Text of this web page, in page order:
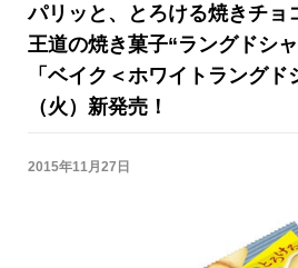
パリッと、とろける焼きチョ
王道の焼き菓子“ラングドシ
「ベイク＜ホワイトラングド
（火）新発売！
2015年11月27日